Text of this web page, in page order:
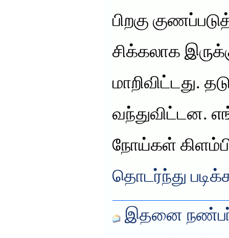
பிறகு
சிக்கலாக
மாறிவிட்டது.
வந்துவிட்டன.
நோய்கள்
தொடர்ந்து
இதனை